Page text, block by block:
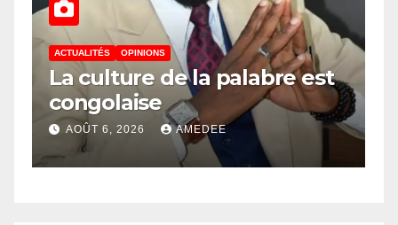
ACTUALITÉS OPINIONS
La culture de la palabre est
congolaise
AOÛT 6, 2026 AMEDEE